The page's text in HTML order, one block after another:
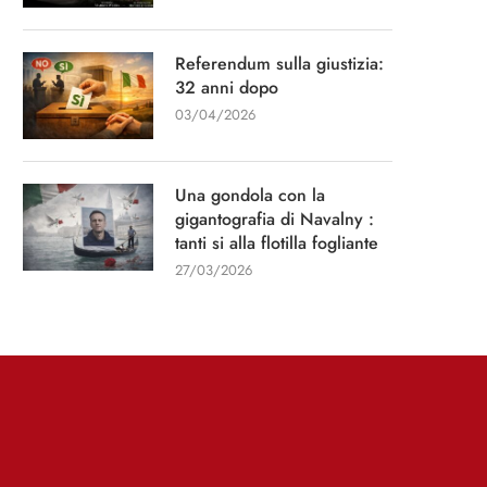
Referendum sulla giustizia:
32 anni dopo
03/04/2026
Una gondola con la
gigantografia di Navalny :
tanti si alla flotilla fogliante
27/03/2026